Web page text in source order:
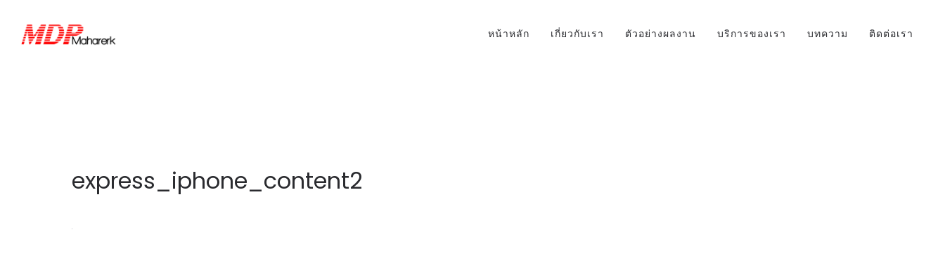
หน้าหลัก เกี่ยวกับเรา ตัวอย่างผลงาน บริการของเรา บทความ ติดต่อเรา
express_iphone_content2